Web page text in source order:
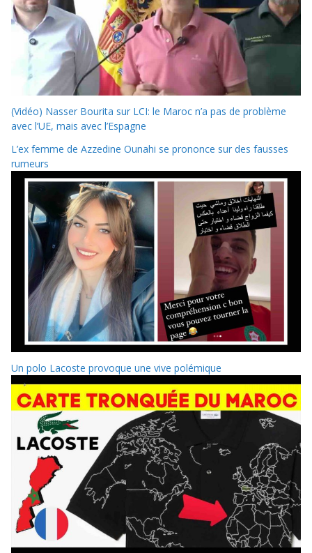
(Vidéo) Nasser Bourita sur LCI: le Maroc n’a pas de problème
avec l’UE, mais avec l’Espagne
L’ex femme de Azzedine Ounahi se prononce sur des fausses
rumeurs
Un polo Lacoste provoque une vive polémique